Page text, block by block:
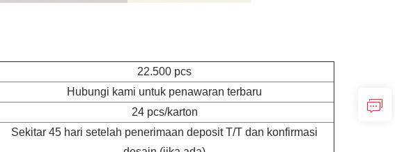
22.500 pcs
Hubungi kami untuk penawaran terbaru
24 pcs/karton
Sekitar 45 hari setelah penerimaan deposit T/T dan konfirmasi